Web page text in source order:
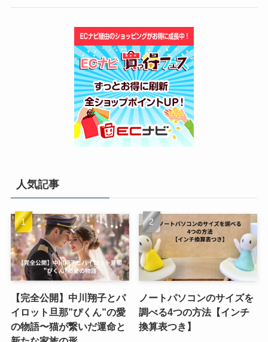
人気記事
【完全公開】中川翔子とパ
イロット旦那”ぴくん”の愛
の物語〜猫が繋いだ運命と
ノートパソコンのサイズを
調べる4つの方法【インチ
換算表つき】